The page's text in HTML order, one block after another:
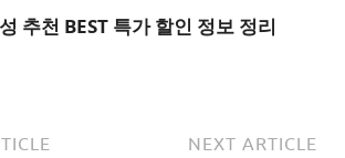
추천 BEST 특가 할인 정보 정리
NEXT ARTICLE